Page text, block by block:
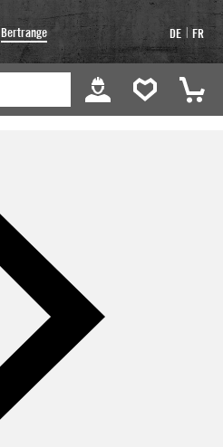
Bertrange DE | FR